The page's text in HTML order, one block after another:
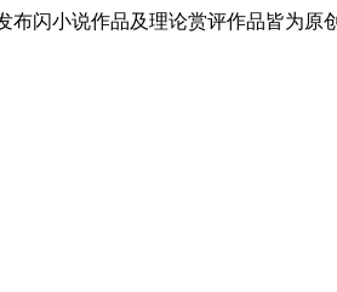
布闪小说作品及理论赏评作品皆为原